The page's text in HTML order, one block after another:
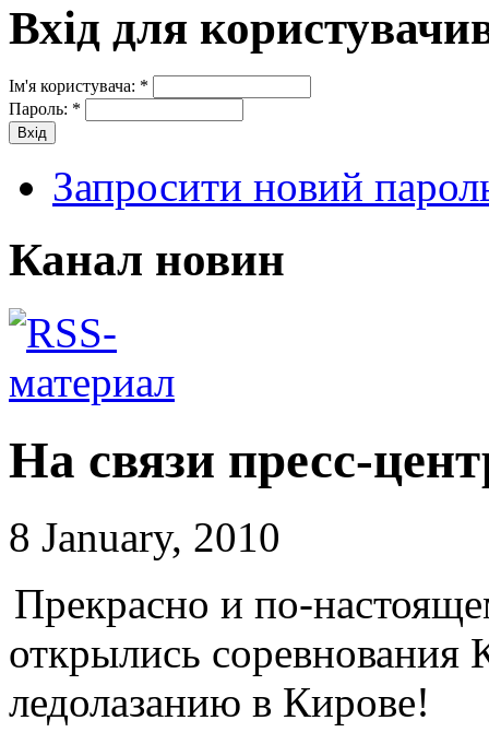
Вхід для
Ім'я користувача: *
Пароль: *
Запросити новий
Канал новин
На связи пресс-
8 January, 2010
Прекрасно и по-
открылись соревнования
ледолазанию в Кирове!